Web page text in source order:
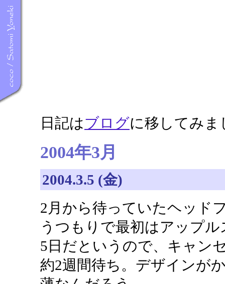
日記はブログに移してみま
2004年3月
2004.3.5 (金)
2月から待っていたヘッド
うつもりで最初はアップ
5日だというので、キャン
約2週間待ち。デザインが